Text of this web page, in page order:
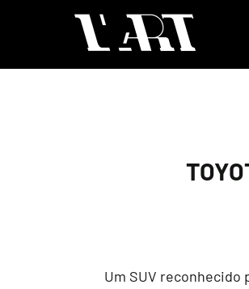
Um SUV reconhecido